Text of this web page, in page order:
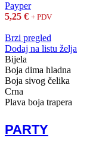
Payper
5,25 € + PDV
Brzi pregled
Dodaj na listu želja
Bijela
Boja dima hladna
Boja sivog čelika
Crna
Plava boja trapera
PARTY